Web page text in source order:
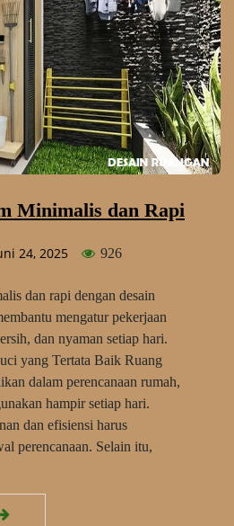
Minimalis dan Rapi
24, 2025 926
dan rapi dengan desain
mengatur pekerjaan
dan nyaman setiap hari.
yang Tertata Baik Ruang
dalam perencanaan rumah,
hampir setiap hari.
dan efisiensi harus
perencanaan. Selain itu,